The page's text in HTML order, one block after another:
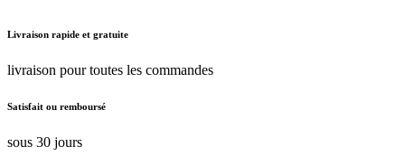
Livraison rapide et gratuite
livraison pour toutes les commandes
Satisfait ou remboursé
sous 30 jours